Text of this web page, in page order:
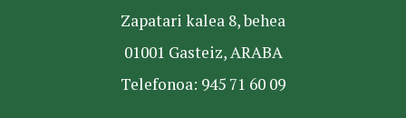
Zapatari kalea 8, behea
01001 Gasteiz, ARABA
Telefonoa: 945 71 60 09